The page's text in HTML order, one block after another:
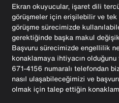
Ekran okuyucular, işaret dili
görüşmeler için erişilebilir ve tek
görüşme sürecimizde
gerektiğinde başka makul
Başvuru sürecimizde engellilik
konaklamaya ihtiyacın
671-4156 numaralı telefondan
nasıl ulaşabileceğimizi ve
olmak için talep ettiğin